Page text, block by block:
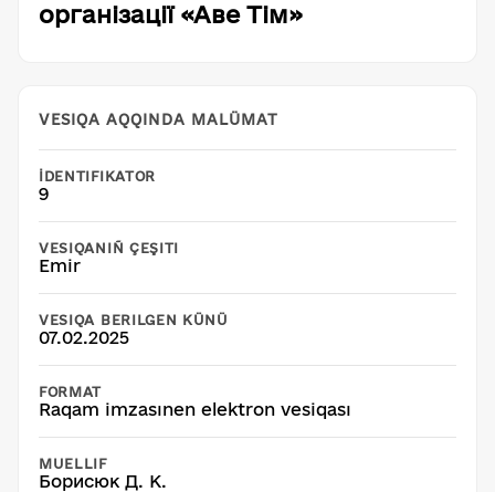
організації «Аве Тім»
VESIQA AQQINDA MALÜMAT
İDENTIFIKATOR
9
VESIQANIÑ ÇEŞITI
Emir
VESIQA BERILGEN KÜNÜ
07.02.2025
FORMAT
Raqam imzasınen elektron vesiqası
MUELLIF
Борисюк Д. К.